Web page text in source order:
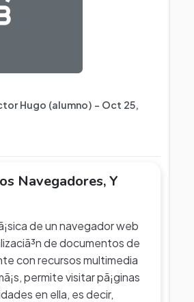
Hugo (alumno) - Oct 25,
Navegadores, Y
de un navegador web
de documentos de
con recursos multimedia
permite visitar pã¡ginas
en ella, es decir,